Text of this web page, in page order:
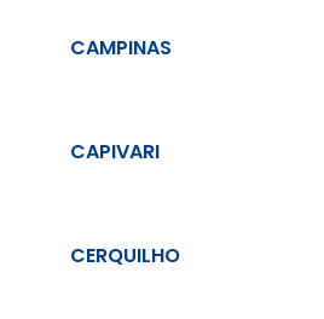
CAMPINAS
CAPIVARI
CERQUILHO